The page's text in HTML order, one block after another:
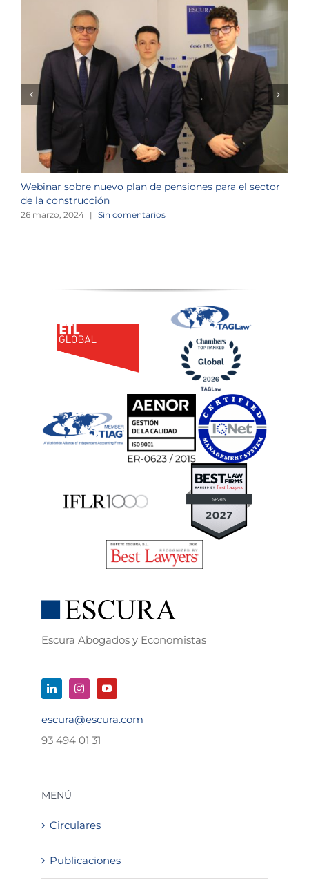
Webinar sobre nuevo plan de pensiones para el sector
de la construcción
26 marzo, 2024 | Sin comentarios
Escura Abogados y Economistas
escura@escura.com
93 494 01 31
MENÚ
Circulares
Publicaciones